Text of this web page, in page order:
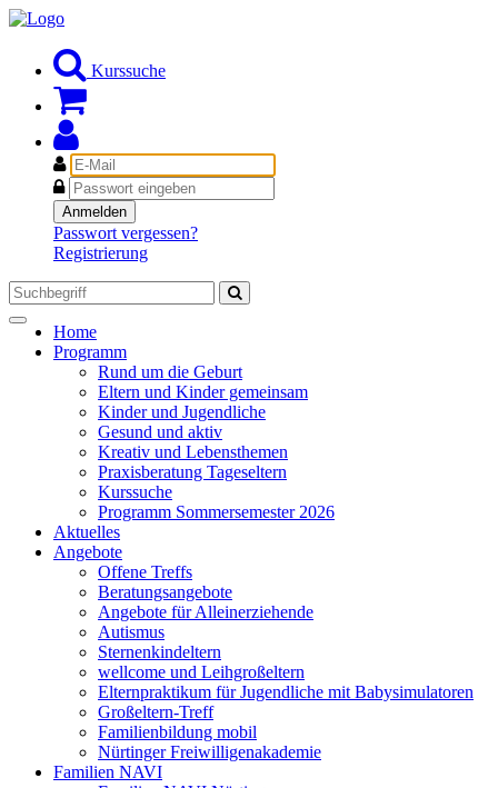
Kurssuche
E-
Mail
Passwort
Anmelden
Passwort vergessen?
Registrierung
Toggle
navigation
Home
Programm
Rund um die Geburt
Eltern und Kinder gemeinsam
Kinder und Jugendliche
Gesund und aktiv
Kreativ und Lebensthemen
Praxisberatung Tageseltern
Kurssuche
Programm Sommersemester 2026
Aktuelles
Angebote
Offene Treffs
Beratungsangebote
Angebote für Alleinerziehende
Autismus
Sternenkindeltern
wellcome und Leihgroßeltern
Elternpraktikum für Jugendliche mit Babysimulatoren
Großeltern-Treff
Familienbildung mobil
Nürtinger Freiwilligenakademie
Familien NAVI